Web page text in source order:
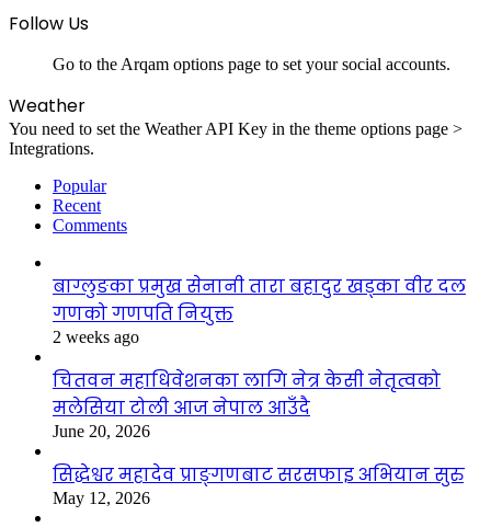
Follow Us
Go to the Arqam options page to set your social accounts.
Weather
You need to set the Weather API Key in the theme options page >
Integrations.
Popular
Recent
Comments
बाग्लुङका प्रमुख सेनानी तारा बहादुर खड्का वीर दल
गणको गणपति नियुक्त
2 weeks ago
चितवन महाधिवेशनका लागि नेत्र केसी नेतृत्वको
मलेसिया टोली आज नेपाल आउँदै
June 20, 2026
सिद्धेश्वर महादेव प्राङ्गणबाट सरसफाइ अभियान सुरु
May 12, 2026